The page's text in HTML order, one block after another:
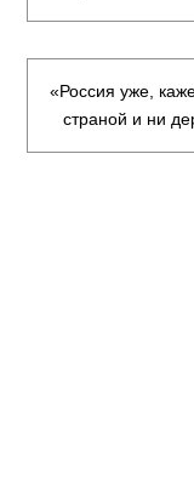
«Россия уже,
страной и ни